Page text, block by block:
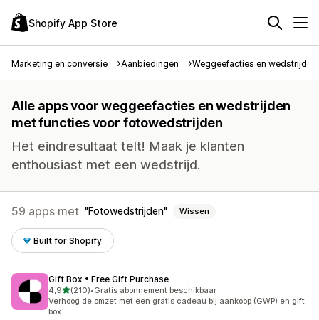
Shopify App Store
Marketing en conversie Aanbiedingen Weggeefacties en wedstrijden
Alle apps voor weggeefacties en wedstrijden
met functies voor fotowedstrijden
Het eindresultaat telt! Maak je klanten
enthousiast met een wedstrijd.
59 apps met Fotowedstrijden Wissen
Built for Shopify
Gift Box • Free Gift Purchase
4,9van 5 sterren
(210)
210 recensies in totaal
•Gratis abonnement beschikbaar
Verhoog de omzet met een gratis cadeau bij aankoop (GWP) en gift
box.